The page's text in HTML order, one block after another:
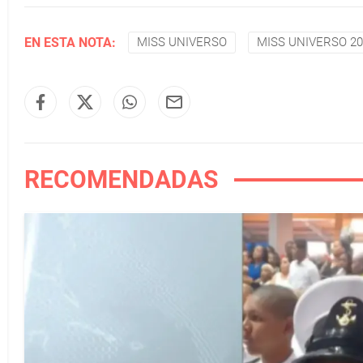
EN ESTA NOTA: MISS UNIVERSO MISS UNIVERSO
RECOMENDADAS